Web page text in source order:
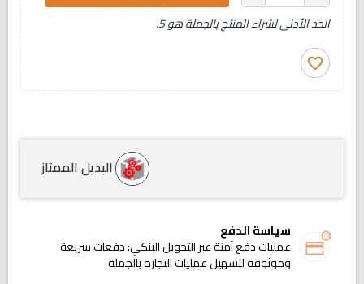
الحد الأدنى لشراء المنتج بالجملة هو 5.
favorite_border
البديل الممتاز
سياسة الدفع
عمليات دفع آمنة عبر التحويل البنكي: دفعات سريعة
وموثوقة لتسهيل عمليات التجارة بالجملة